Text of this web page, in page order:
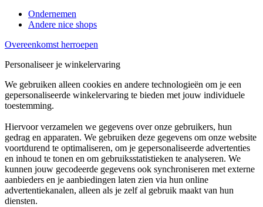
Ondernemen
Andere nice shops
Overeenkomst herroepen
Personaliseer je winkelervaring
We gebruiken alleen cookies en andere technologieën om je een
gepersonaliseerde winkelervaring te bieden met jouw individuele
toestemming.
Hiervoor verzamelen we gegevens over onze gebruikers, hun
gedrag en apparaten. We gebruiken deze gegevens om onze website
voortdurend te optimaliseren, om je gepersonaliseerde advertenties
en inhoud te tonen en om gebruiksstatistieken te analyseren. We
kunnen jouw gecodeerde gegevens ook synchroniseren met externe
aanbieders en je aanbiedingen laten zien via hun online
advertentiekanalen, alleen als je zelf al gebruik maakt van hun
diensten.